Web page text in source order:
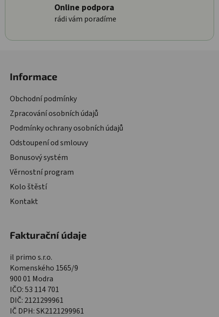
Online podpora
rádi vám poradíme
Informace
Obchodní podmínky
Zpracování osobních údajů
Podmínky ochrany osobních údajů
Odstoupení od smlouvy
Bonusový systém
Věrnostní program
Kolo štěstí
Kontakt
Fakturační údaje
il primo s.r.o.
Komenského 1565/9
900 01 Modra
IČO: 53 114 701
DIČ: 2121299961
IČ DPH: SK2121299961